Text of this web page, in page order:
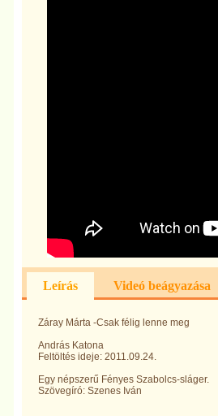
Leírás Videó beágyazása
Záray Márta -Csak félig lenne meg
András Katona
Feltöltés ideje: 2011.09.24.
Egy népszerű Fényes Szabolcs-sláger.
Szövegíró: Szenes Iván